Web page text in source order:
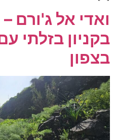
ואדי אל ג'ורם
בקניון בזלתי
בצפון